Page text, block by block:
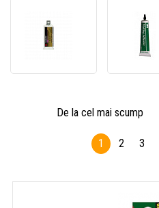
Weld™
ml
De la cel mai scump
1 2 3